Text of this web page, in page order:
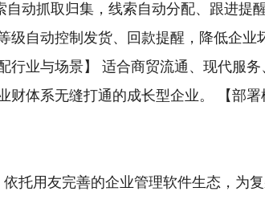
动抓取归集，线索自动分配、跟进提
级自动控制发货、回款提醒，降低企
业与场景】 适合商贸流通、现代服
财体系无缝打通的成长型企业。 【部
托用友完善的企业管理软件生态，为